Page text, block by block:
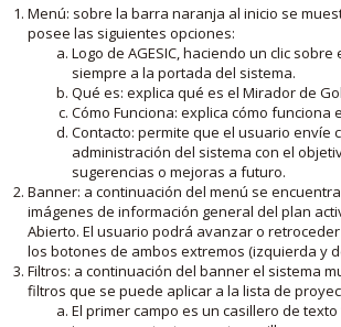
Menú: sobre la barra naranja al inicio se
posee las siguientes opciones:
Logo de AGESIC, haciendo un clic
siempre a la portada del sistema.
Qué es: explica qué es el Mirador de
Cómo Funciona: explica cómo funciona
Contacto: permite que el usuario envíe
administración del sistema con el
sugerencias o mejoras a futuro.
Banner: a continuación del menú se
imágenes de información general del plan
Abierto. El usuario podrá avanzar o
los botones de ambos extremos (izquierda y
Filtros: a continuación del banner el sistema
filtros que se puede aplicar a la lista de
El primer campo es un casillero de